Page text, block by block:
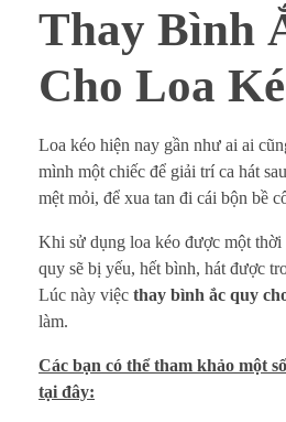
Thay Bình
Cho Loa
Loa kéo hiện nay gần như ai ai
mình một chiếc để giải trí ca hát
mệt mỏi, để xua tan đi cái bộn bề
Khi sử dụng loa kéo được một
quy sẽ bị yếu, hết bình, hát được
Lúc này việc thay bình ắc quy
làm.
Các bạn có thể tham khảo một
tại đây: